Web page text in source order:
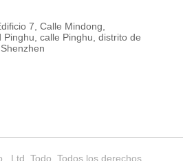
7, Calle Mindong,
Pinghu, calle Pinghu, distrito de
Ltd. Todo. Todos los derechos